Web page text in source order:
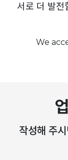
서로 더 발전
We
작성해 주